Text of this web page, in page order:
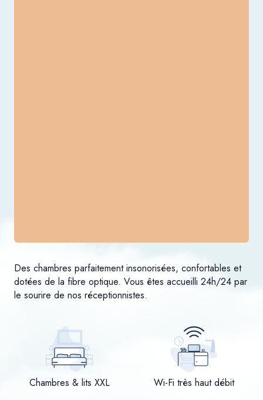
Des chambres parfaitement insonorisées, confortables et
dotées de la fibre optique. Vous êtes accueilli 24h/24 par
le sourire de nos réceptionnistes.
Chambres & lits XXL Wi-Fi très haut débit